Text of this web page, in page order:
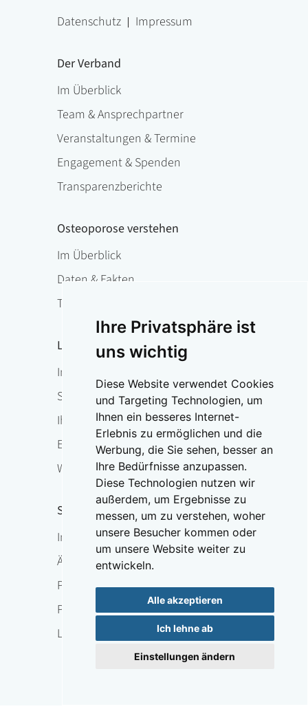
Ihre Privatsphäre ist
uns wichtig
Diese Website verwendet Cookies
und Targeting Technologien, um
Ihnen ein besseres Internet-
Erlebnis zu ermöglichen und die
Werbung, die Sie sehen, besser an
Ihre Bedürfnisse anzupassen.
Diese Technologien nutzen wir
außerdem, um Ergebnisse zu
messen, um zu verstehen, woher
unsere Besucher kommen oder
um unsere Website weiter zu
entwickeln.
Alle akzeptieren
Ich lehne ab
Einstellungen ändern
Datenschutz
Impressum
Der Verband
Im Überblick
Team & Ansprechpartner
Veranstaltungen & Termine
Engagement & Spenden
Transparenzberichte
Osteoporose verstehen
Im Überblick
Daten & Fakten
Therapie
Leben mit Osteoporose
Im Überblick
Sturzprophylaxe & Funktionstraining
Ihr Ansprechpartner vor Ort
Expertensuche
Weltosteoporosetag
Service
Im Überblick
Ärzte-Hotline
Presse
Publikationen
Lernort Knochen